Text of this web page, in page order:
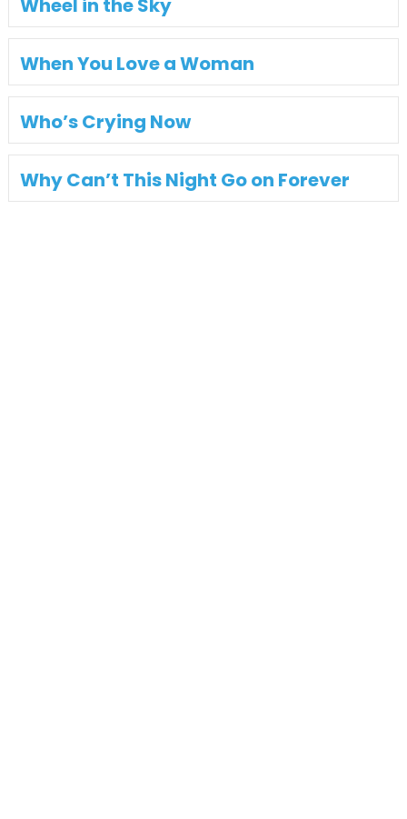
Wheel in the Sky
When You Love a Woman
Who’s Crying Now
Why Can’t This Night Go on Forever